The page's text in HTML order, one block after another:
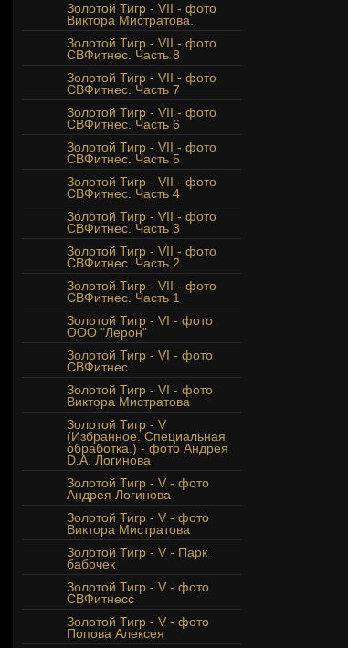
Золотой Тигр - VII - фото
Виктора Мистратова.
Золотой Тигр - VII - фото
СВФитнес. Часть 8
Золотой Тигр - VII - фото
СВФитнес. Часть 7
Золотой Тигр - VII - фото
СВФитнес. Часть 6
Золотой Тигр - VII - фото
СВФитнес. Часть 5
Золотой Тигр - VII - фото
СВФитнес. Часть 4
Золотой Тигр - VII - фото
СВФитнес. Часть 3
Золотой Тигр - VII - фото
СВФитнес. Часть 2
Золотой Тигр - VII - фото
СВФитнес. Часть 1
Золотой Тигр - VI - фото
ООО "Лерон"
Золотой Тигр - VI - фото
СВФитнес
Золотой Тигр - VI - фото
Виктора Мистратова
Золотой Тигр - V
(Избранное. Специальная
обработка.) - фото Андрея
D.A. Логинова
Золотой Тигр - V - фото
Андрея Логинова
Золотой Тигр - V - фото
Виктора Мистратова
Золотой Тигр - V - Парк
бабочек
Золотой Тигр - V - фото
СВФитнесс
Золотой Тигр - V - фото
Попова Алексея